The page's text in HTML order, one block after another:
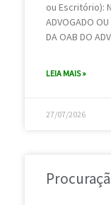
ou Escritório):
ADVOGADO
DA OAB DO
LEIA MAIS »
27/07/2026